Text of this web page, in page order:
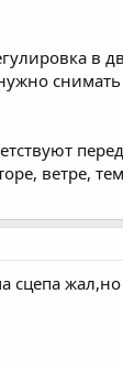
в
ветре,
сцепа